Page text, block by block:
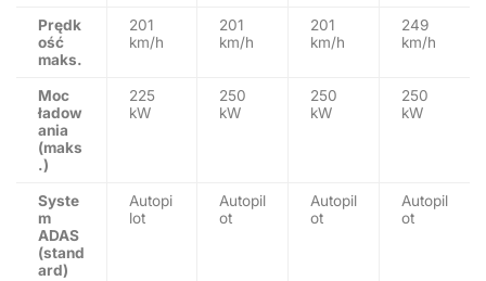
Prędk
ość
maks.
201
km/h
201
km/h
201
km/h
249
km/h
Moc
ładow
ania
(maks
.)
225
kW
250
kW
250
kW
250
kW
Syste
m
ADAS
(stand
ard)
Autopi
lot
Autopil
ot
Autopil
ot
Autopil
ot